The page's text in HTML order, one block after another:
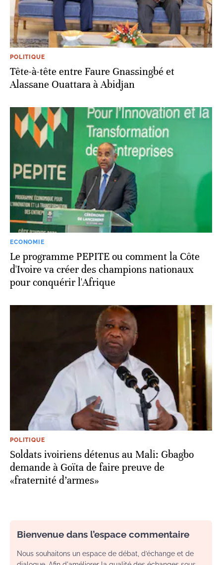
POLITIQUE
Tête-à-tête entre Faure Gnassingbé et
Alassane Ouattara à Abidjan
ECONOMIE
Le programme PEPITE ou comment la Côte
d'Ivoire va créer des champions nationaux
pour conquérir l'Afrique
POLITIQUE
Soldats ivoiriens détenus au Mali: Gbagbo
demande à Goïta de faire preuve de
«fraternité d’armes»
Bienvenue dans l’espace commentaire
Nous souhaitons un espace de débat, d’échange et de